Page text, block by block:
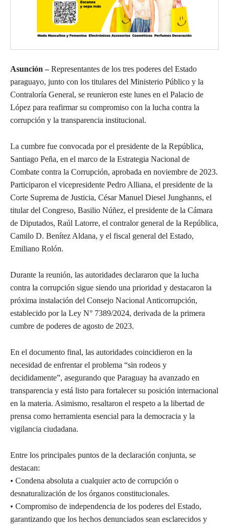
Asunción –Representantes de los tres poderes del Estado
paraguayo, junto con los titulares del Ministerio Público y la
Contraloría General, se reunieron este lunes en el Palacio de
López para reafirmar su compromiso con la lucha contra la
corrupción y la transparencia institucional.
La cumbre fue convocada por el presidente de la República,
Santiago Peña, en el marco de la Estrategia Nacional de
Combate contra la Corrupción, aprobada en noviembre de 2023.
Participaron el vicepresidente Pedro Alliana, el presidente de la
Corte Suprema de Justicia, César Manuel Diesel Junghanns, el
titular del Congreso, Basilio Núñez, el presidente de la Cámara
de Diputados, Raúl Latorre, el contralor general de la República,
Camilo D. Benítez Aldana, y el fiscal general del Estado,
Emiliano Rolón.
Durante la reunión, las autoridades declararon que la lucha
contra la corrupción sigue siendo una prioridad y destacaron la
próxima instalación del Consejo Nacional Anticorrupción,
establecido por la Ley N° 7389/2024, derivada de la primera
cumbre de poderes de agosto de 2023.
En el documento final, las autoridades coincidieron en la
necesidad de enfrentar el problema “sin rodeos y
decididamente”, asegurando que Paraguay ha avanzado en
transparencia y está listo para fortalecer su posición internacional
en la materia. Asimismo, resaltaron el respeto a la libertad de
prensa como herramienta esencial para la democracia y la
vigilancia ciudadana.
Entre los principales puntos de la declaración conjunta, se
destacan:
• Condena absoluta a cualquier acto de corrupción o
desnaturalización de los órganos constitucionales.
• Compromiso de independencia de los poderes del Estado,
garantizando que los hechos denunciados sean esclarecidos y